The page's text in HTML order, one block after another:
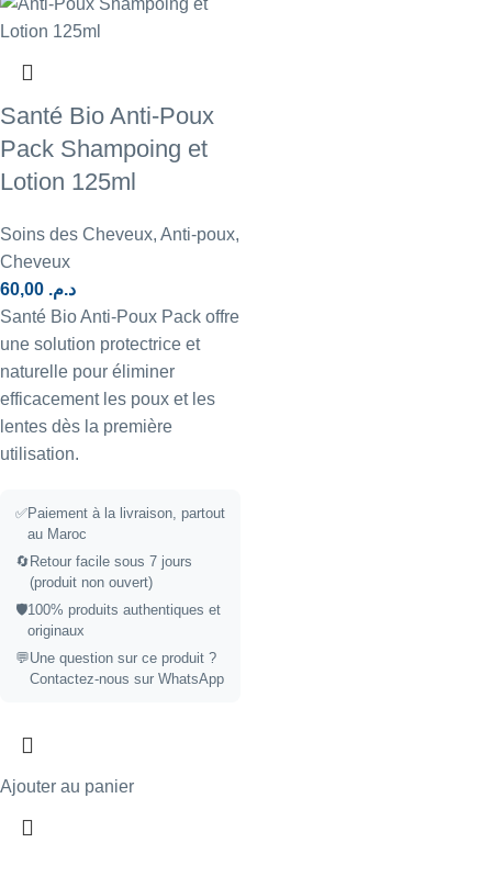
Santé Bio Anti-Poux
Pack Shampoing et
Lotion 125ml
Soins des Cheveux, Anti-poux,
Cheveux
د.م.
Santé Bio Anti-Poux Pack offre
une solution protectrice et
naturelle pour éliminer
efficacement les poux et les
lentes dès la première
utilisation.
✅Paiement à la livraison, partout
au Maroc
🔄 Retour facile sous 7 jours
(produit non ouvert)
🛡️100% produits authentiques et
originaux
💬Une question sur ce produit ?
Contactez-nous sur WhatsApp
Ajouter au panier